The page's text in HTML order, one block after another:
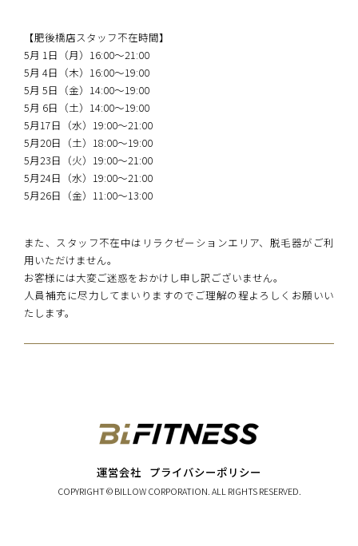
【肥後橋店スタッフ不在時間】
5月 1日（月）16:00〜21:00
5月 4日（木）16:00〜19:00
5月 5日（金）14:00〜19:00
5月 6日（土）14:00〜19:00
5月17日（水）19:00〜21:00
5月20日（土）18:00〜19:00
5月23日（火）19:00〜21:00
5月24日（水）19:00〜21:00
5月26日（金）11:00〜13:00
また、スタッフ不在中はリラクゼーションエリア、脱毛器がご利
用いただけません。
お客様には大変ご迷惑をおかけし申し訳ございません。
人員補充に尽力してまいりますのでご理解の程よろしくお願いい
たします。
運営会社 プライバシーポリシー
COPYRIGHT © BILLOW CORPORATION. ALL RIGHTS RESERVED.